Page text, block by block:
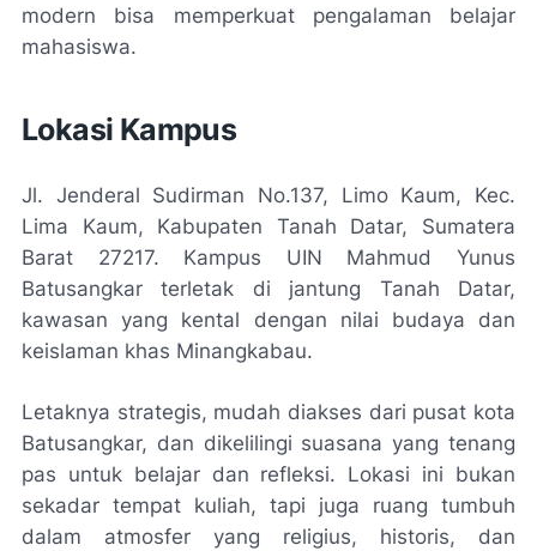
modern bisa memperkuat pengalaman belajar
mahasiswa.
Lokasi Kampus
Jl. Jenderal Sudirman No.137, Limo Kaum, Kec.
Lima Kaum, Kabupaten Tanah Datar, Sumatera
Barat 27217. Kampus UIN Mahmud Yunus
Batusangkar terletak di jantung Tanah Datar,
kawasan yang kental dengan nilai budaya dan
keislaman khas Minangkabau.
Letaknya strategis, mudah diakses dari pusat kota
Batusangkar, dan dikelilingi suasana yang tenang
pas untuk belajar dan refleksi. Lokasi ini bukan
sekadar tempat kuliah, tapi juga ruang tumbuh
dalam atmosfer yang religius, historis, dan